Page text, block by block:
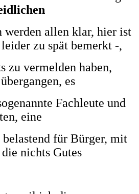
werden allen klar, hier ist
zu spät bemerkt -,
zu vermelden haben,
es
Fachleute und
eine
für Bürger, mit
nichts Gutes